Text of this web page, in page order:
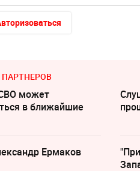
может
в ближайшие
Ермаков